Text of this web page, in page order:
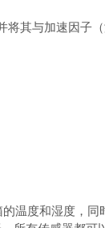
将其与加速因子
温度和湿度，